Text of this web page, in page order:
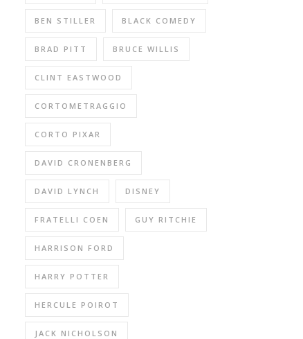
BEN STILLER BLACK COMEDY
BRAD PITT BRUCE WILLIS
CLINT EASTWOOD
CORTOMETRAGGIO
CORTO PIXAR
DAVID CRONENBERG
DAVID LYNCH DISNEY
FRATELLI COEN GUY RITCHIE
HARRISON FORD
HARRY POTTER
HERCULE POIROT
JACK NICHOLSON